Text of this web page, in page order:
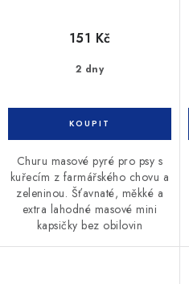
2 dny
151 Kč
Churu masové pyré pro psy s
kuřecím z farmářského chovu a
zeleninou. Šťavnaté, měkké a
extra lahodné masové mini
kapsičky bez obilovin